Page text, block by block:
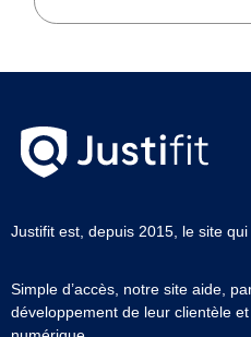
Justifit est, depuis 2015, le site
Simple d’accès, notre site aide,
développement de leur clientèle